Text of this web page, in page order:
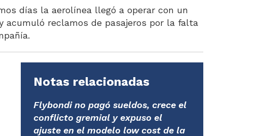
días la aerolínea llegó a operar con un
acumuló reclamos de pasajeros por la falta
Notas relacionadas
Flybondi no pagó sueldos, crece el
conflicto gremial y expuso el
ajuste en el modelo low cost de la